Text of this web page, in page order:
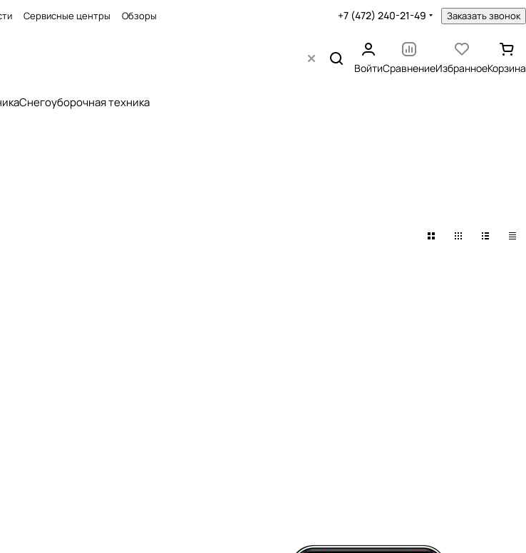
Сервисные центры Обзоры +7 (472) 240-21-49 Заказать звонок
ВойтиСравнениеИзбранноеКорзина
Снегоуборочная техника